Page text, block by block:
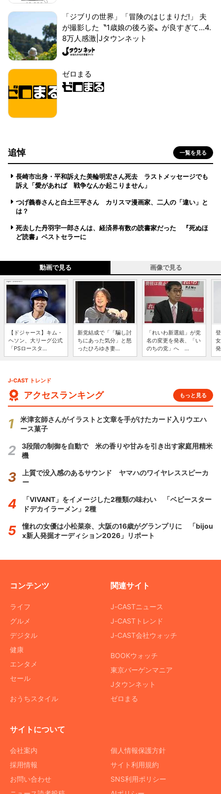
「ジブリの世界」「冒険のはじまりだ!」 夫
が撮影した〝1歳娘の後ろ姿〟が良すぎて...4.
8万人感激|Jタウンネット
ゼロまる
追悼 一覧を見る
長崎市出身・平和訴えた美輪明宏さん死去 ラストメッセージでも
訴え「愛があれば 戦争なんか起こりません」
つげ義春さんと白土三平さん カリスマ漫画家、二人の「違い」と
は？
死去した丹羽宇一郎さんは、経済界有数の読書家だった 『死ぬほ
ど読書』ベストセラーに
動画で見る 画像で見る
【ドジャース】キム・
ヘソン、大リーグ公式
「PSロースタ...
新党結成で「「騙し討
ちにあった気分」と怒
ったひろゆき妻...
「れいわ新選組」が党
名の変更を発表、「い
のちの党」へ ...
J-CAST トレンド
アクセスランキング もっと見る
米津玄師さんがイラストと文章を手がけたカード入りウエハ
ース菓子
3段階の制御を自動で 米の香りや甘みを引き出す家庭用精米
機
上質で没入感のあるサウンド ヤマハのワイヤレススピーカ
ー
「VIVANT」をイメージした2種類の味わい 「ベビースター
ドデカイラーメン」2種
憧れの女優は小松菜奈、大阪の16歳がグランプリに 「bijou
x新人発掘オーディション2026」リポート
コンテンツ
ライフ
グルメ
デジタル
健康
エンタメ
セール
おうちスタイル
関連サイト
J-CASTニュース
J-CASTトレンド
J-CAST会社ウォッチ
BOOKウォッチ
東京バーゲンマニア
Jタウンネット
ゼロまる
サイトについて
会社案内
採用情報
お問い合わせ
個人情報保護方針
サイト利用規約
SNS利用ポリシー